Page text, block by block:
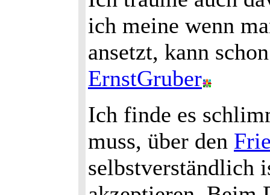
ich meine wenn
ansetzt, kann
ErnstGruber
Ich finde es
muss, über den
selbstverständlich